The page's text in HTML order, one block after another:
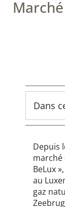
Marché
Dans
Depuis
marché
BeLux
au
gaz